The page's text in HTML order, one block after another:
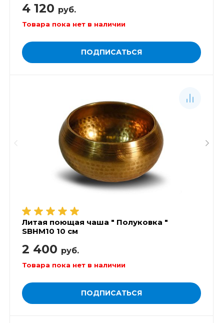
4 120 руб.
Товара пока нет в наличии
ПОДПИСАТЬСЯ
Литая поющая чаша " Полуковка "
SBHM10 10 см
2 400 руб.
Товара пока нет в наличии
ПОДПИСАТЬСЯ